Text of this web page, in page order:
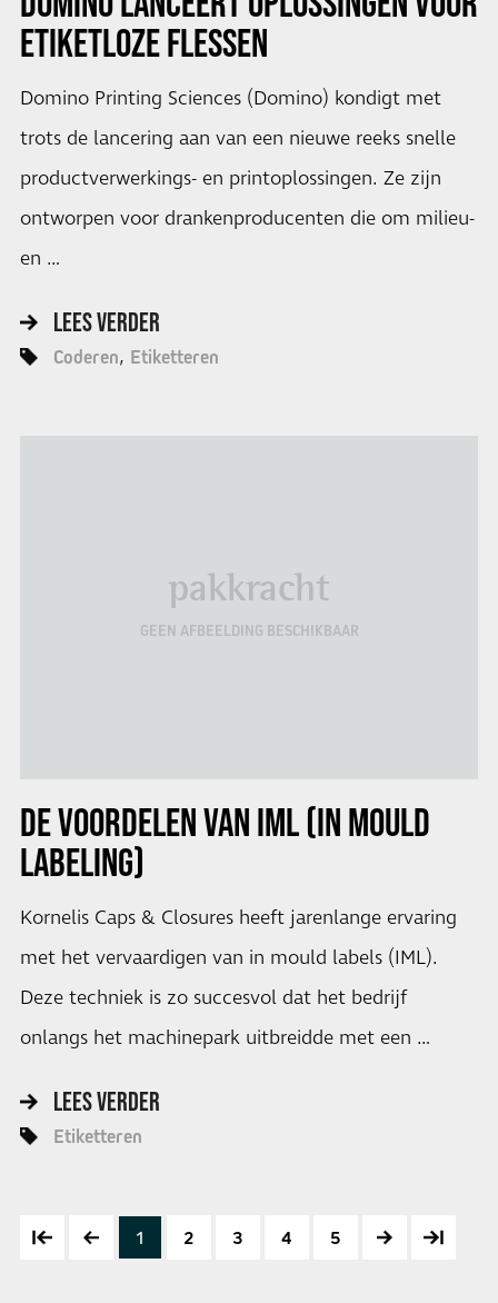
ETIKETLOZE FLESSEN
Domino Printing Sciences (Domino) kondigt met
trots de lancering aan van een nieuwe reeks snelle
productverwerkings- en printoplossingen. Ze zijn
ontworpen voor drankenproducenten die om milieu-
en …
LEES VERDER
Coderen Etiketteren
pakkracht
GEEN AFBEELDING BESCHIKBAAR
DE VOORDELEN VAN IML (IN MOULD
LABELING)
Kornelis Caps & Closures heeft jarenlange ervaring
met het vervaardigen van in mould labels (IML).
Deze techniek is zo succesvol dat het bedrijf
onlangs het machinepark uitbreidde met een …
LEES VERDER
Etiketteren
1 2 3 4 5